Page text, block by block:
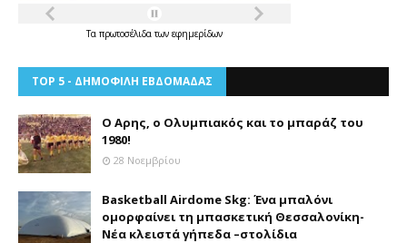
Τα πρωτοσέλιδατων εφημερίδων
TOP 5 - ΔΗΜΟΦΙΛΗ ΕΒΔΟΜΑΔΑΣ
Ο Αρης, ο Ολυμπιακός και το μπαράζ του
1980!
28 Νοεμβρίου
Basketball Airdome Skg: Ένα μπαλόνι
ομορφαίνει τη μπασκετική Θεσσαλονίκη-
Νέα κλειστά γήπεδα –στολίδια